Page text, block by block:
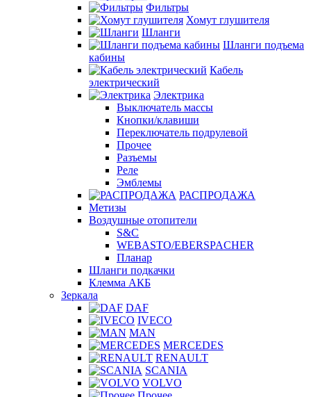
Фильтры
Хомут глушителя
Шланги
Шланги подъема
кабины
Кабель
электрический
Электрика
Выключатель массы
Кнопки/клавиши
Переключатель подрулевой
Прочее
Разъемы
Реле
Эмблемы
РАСПРОДАЖА
Метизы
Воздушные отопители
S&C
WEBASTO/EBERSPACHER
Планар
Шланги подкачки
Клемма АКБ
Зеркала
DAF
IVECO
MAN
MERCEDES
RENAULT
SCANIA
VOLVO